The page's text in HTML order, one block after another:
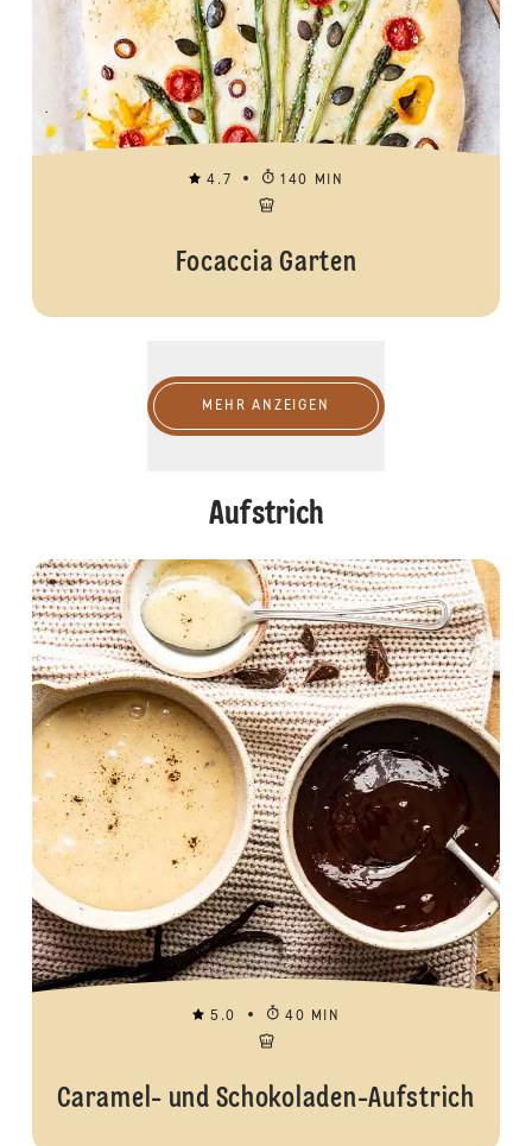
4.7 140 MIN
Focaccia Garten
MEHR ANZEIGEN
Aufstrich
5.0 40 MIN
Caramel- und Schokoladen-Aufstrich